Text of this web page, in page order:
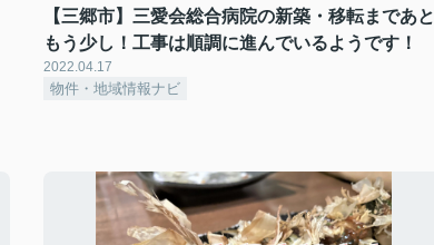
【三郷市】三愛会総合病院の新築・移転まであと
もう少し！工事は順調に進んでいるようです！
2022.04.17
物件・地域情報ナビ